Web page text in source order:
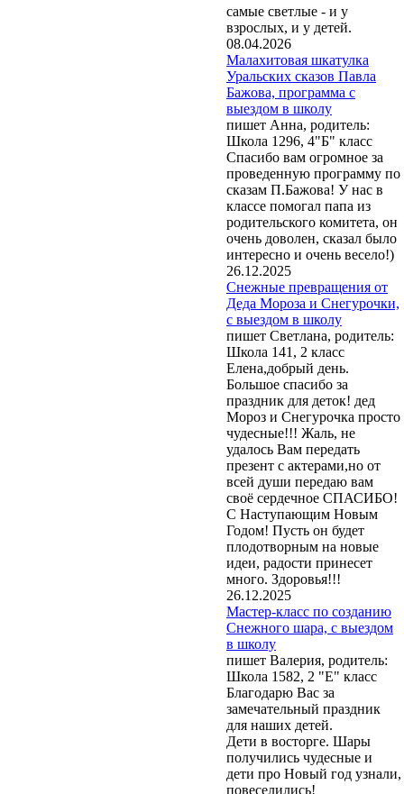
самые светлые - и у
взрослых, и у детей.
08.04.2026
Малахитовая шкатулка
Уральских сказов Павла
Бажова, программа с
выездом в школу
пишет Анна, родитель:
Школа 1296, 4"Б" класс
Спасибо вам огромное за
проведенную программу по
сказам П.Бажова! У нас в
классе помогал папа из
родительского комитета, он
очень доволен, сказал было
интересно и очень весело!)
26.12.2025
Снежные превращения от
Деда Мороза и Снегурочки,
с выездом в школу
пишет Светлана, родитель:
Школа 141, 2 класс
Елена,добрый день.
Большое спасибо за
праздник для деток! дед
Мороз и Снегурочка просто
чудесные!!! Жаль, не
удалось Вам передать
презент с актерами,но от
всей души передаю вам
своё сердечное СПАСИБО!
С Наступающим Новым
Годом! Пусть он будет
плодотворным на новые
идеи, радости принесет
много. Здоровья!!!
26.12.2025
Мастер-класс по созданию
Снежного шара, с выездом
в школу
пишет Валерия, родитель:
Школа 1582, 2 "Е" класс
Благодарю Вас за
замечательный праздник
для наших детей.
Дети в восторге. Шары
получились чудесные и
дети про Новый год узнали,
повеселились!